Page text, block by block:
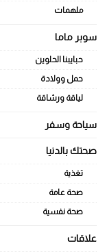
ملهمات
سوبر ماما
حبايبنا الحلوين
حمل وولادة
لياقة ورشاقة
سياحة وسفر
صحتك بالدنيا
تغذية
صحة عامة
صحة نفسية
علاقات